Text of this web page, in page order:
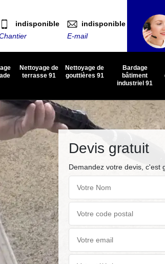
indisponible
indisponible
E-mail
Nettoyage de
terrasse 91
Nettoyage de
gouttières 91
Bardage
bâtiment
industriel 91
Devis gratuit
Demandez votre devis, c'est